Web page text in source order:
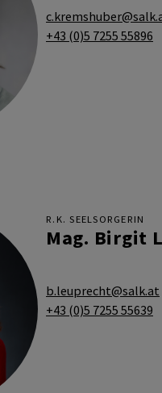
+43 (0)5 7255 55896
R.K. SEELSORGERIN
Mag. Birgit
b.leuprecht@salk.at
+43 (0)5 7255 55639